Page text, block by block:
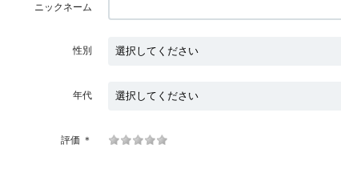
ニックネーム
性別
年代
評価 ＊